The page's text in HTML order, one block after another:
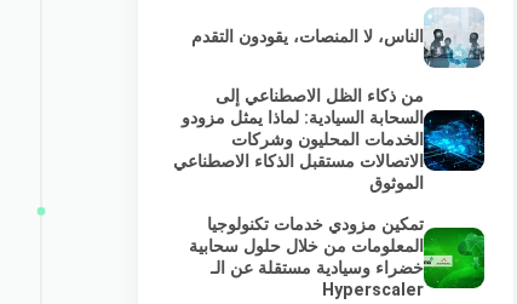
الناس، لا المنصات، يقودون التقدم
من ذكاء الظل الاصطناعي إلى
السحابة السيادية: لماذا يمثل مزودو
الخدمات المحليون وشركات
الاتصالات مستقبل الذكاء الاصطناعي
الموثوق
تمكين مزودي خدمات تكنولوجيا
المعلومات من خلال حلول سحابية
خضراء وسيادية مستقلة عن الـ
Hyperscaler